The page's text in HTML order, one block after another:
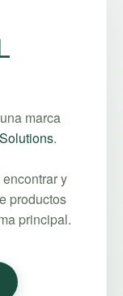
marca
.
y
productos
principal.